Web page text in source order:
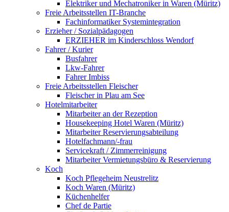
Elektriker und Mechatroniker in Waren (Müritz)
Freie Arbeitsstellen IT-Branche
Fachinformatiker Systemintegration
Erzieher / Sozialpädagogen
ERZIEHER im Kinderschloss Wendorf
Fahrer / Kurier
Busfahrer
Lkw-Fahrer
Fahrer Imbiss
Freie Arbeitsstellen Fleischer
Fleischer in Plau am See
Hotelmitarbeiter
Mitarbeiter an der Rezeption
Housekeeping Hotel Waren (Müritz)
Mitarbeiter Reservierungsabteilung
Hotelfachmann/-frau
Servicekraft / Zimmerreinigung
Mitarbeiter Vermietungsbüro & Reservierung
Koch
Koch Pflegeheim Neustrelitz
Koch Waren (Müritz)
Küchenhelfer
Chef de Partie